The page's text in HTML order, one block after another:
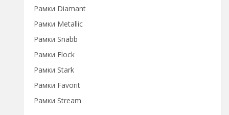
Рамки Diamant
Рамки Metallic
Рамки Snabb
Рамки Flock
Рамки Stark
Рамки Favorit
Рамки Stream